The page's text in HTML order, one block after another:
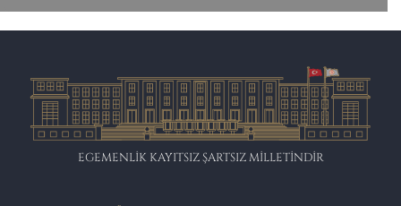
EGEMENLİK KAYITSIZ ŞARTSIZ MİLLETİNDİR